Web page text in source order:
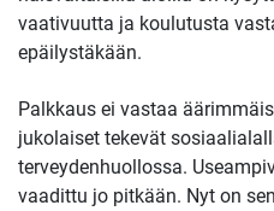
vaativuutta ja koulutusta
epäilystäkään.
Palkkaus ei vastaa
jukolaiset tekevät
terveydenhuollossa.
vaadittu jo pitkään. Nyt on